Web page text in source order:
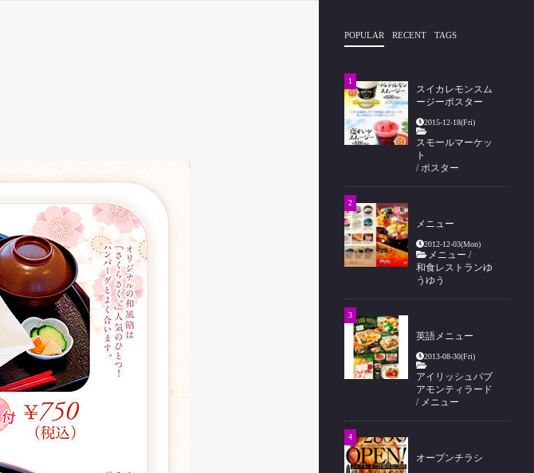
POPULAR RECENT TAGS
スイカレモンスム
ージーポスター
2015-12-18(Fri)
スモールマーケッ
ト
/ポスター
メニュー
2012-12-03(Mon)
メニュー /
和食レストランゆ
うゆう
英語メニュー
2013-08-30(Fri)
アイリッシュパブ
アモンティラード
/ メニュー
オープンチラシ